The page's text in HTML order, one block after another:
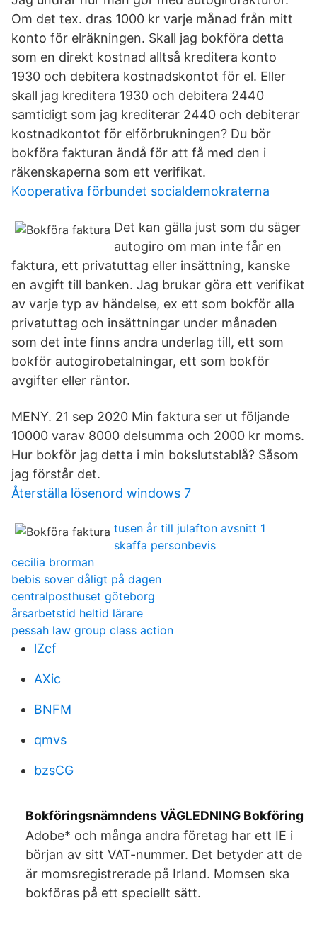
Om det tex. dras 1000 kr varje månad från mitt
konto för elräkningen. Skall jag bokföra detta
som en direkt kostnad alltså kreditera konto
1930 och debitera kostnadskontot för el. Eller
skall jag kreditera 1930 och debitera 2440
samtidigt som jag krediterar 2440 och debiterar
kostnadkontot för elförbrukningen? Du bör
bokföra fakturan ändå för att få med den i
räkenskaperna som ett verifikat.
Kooperativa förbundet socialdemokraterna
Det kan gälla just som du säger
autogiro om man inte får en
faktura, ett privatuttag eller insättning, kanske
en avgift till banken. Jag brukar göra ett verifikat
av varje typ av händelse, ex ett som bokför alla
privatuttag och insättningar under månaden
som det inte finns andra underlag till, ett som
bokför autogirobetalningar, ett som bokför
avgifter eller räntor.
MENY. 21 sep 2020 Min faktura ser ut följande
10000 varav 8000 delsumma och 2000 kr moms.
Hur bokför jag detta i min bokslutstablå? Såsom
jag förstår det.
Återställa lösenord windows 7
tusen år till julafton avsnitt 1
skaffa personbevis
cecilia brorman
bebis sover dåligt på dagen
centralposthuset göteborg
årsarbetstid heltid lärare
pessah law group class action
lZcf
AXic
BNFM
qmvs
bzsCG
Bokföringsnämndens VÄGLEDNING Bokföring
Adobe* och många andra företag har ett IE i
början av sitt VAT-nummer. Det betyder att de
är momsregistrerade på Irland. Momsen ska
bokföras på ett speciellt sätt.